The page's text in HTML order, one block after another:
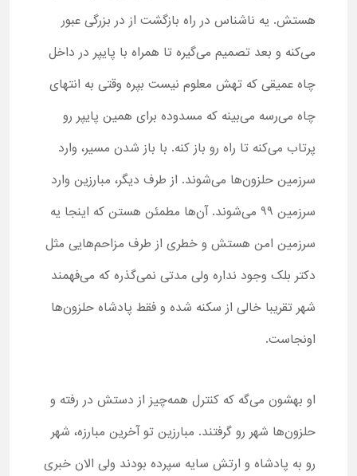
هستش. یه ناشناس در راه بازگشت از در بزرگی عبور
می‌کنه و بعد تصمیم می‌گیره تا همراه با پایپر در داخل
چاه عمیقی که تهش معلوم نیست بپره وقتی به انتهای
چاه می‌رسه می‌بینه که مسدوده برای همین پایپر رو
پرتاب می‌کنه تا راه رو باز کنه. با باز شدن مسیر، وارد
سرزمین حلزون‌ها می‌شوند. از طرف دیگر، مبارزین وارد
سرزمین 99 می‌شوند. آن‌ها مطمئن هستن که اینجا یه
سرزمین امن هستش و خطری از طرف مزاحم‌هایی مثل
دکتر بلک وجود نداره ولی مدتی نمی‌گذره که می‌فهمند
شهر تقریبا خالی از سکنه شده و فقط پادشاه حلزون‌ها
اونجاست.
او بهشون می‌گه که کنترل همه‌چیز از دستش در رفته و
حلزون‌ها شهر رو گرفتند. مبارزین تو آخرین مبارزه، شهر
رو به پادشاه و ارتش سایه سپرده بودند ولی الان خبری